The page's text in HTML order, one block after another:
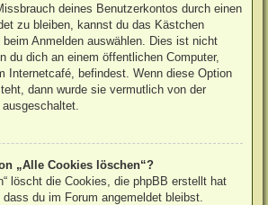
deines Benutzerkontos durch einen
zu bleiben, kannst du das Kästchen
beim Anmelden auswählen. Dies ist nicht
du dich an einem öffentlichen Computer,
Internetcafé, befindest. Wenn diese Option
dann wurde sie vermutlich von der
„Alle Cookies löschen“?
löscht die Cookies, die phpBB erstellt hat
du im Forum angemeldet bleibst.